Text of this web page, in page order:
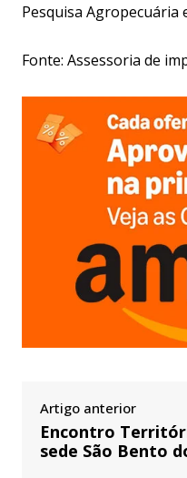
Pesquisa Agropecuária
Fonte: Assessoria de
Artigo anterior
Encontro
sede São Bento